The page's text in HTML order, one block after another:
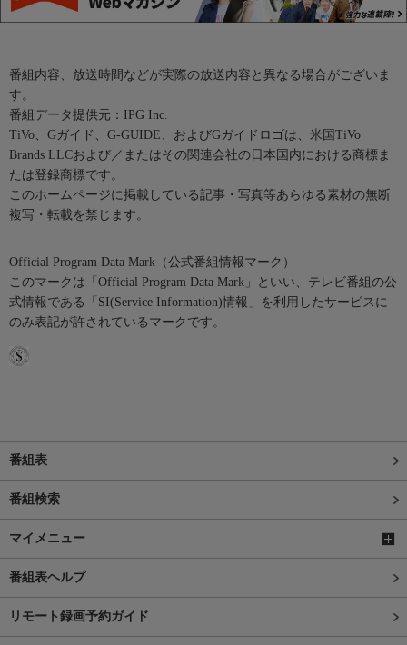
番組内容、放送時間などが実際の放送内容と異なる場合がございま
す。
番組データ提供元：IPG Inc.
TiVo、Gガイド、G-GUIDE、およびGガイドロゴは、米国TiVo
Brands LLCおよび／またはその関連会社の日本国内における商標ま
たは登録商標です。
このホームページに掲載している記事・写真等あらゆる素材の無断
複写・転載を禁じます。
Official Program Data Mark（公式番組情報マーク）
このマークは「Official Program Data Mark」といい、テレビ番組の公
式情報である「SI(Service Information)情報」を利用したサービスに
のみ表記が許されているマークです。
番組表
番組検索
マイメニュー
番組表ヘルプ
リモート録画予約ガイド